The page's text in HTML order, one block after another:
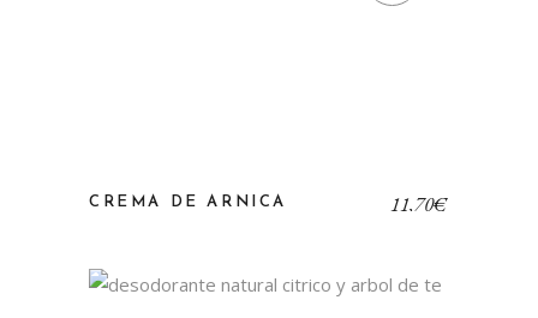
CREMA DE ARNICA 11,70€